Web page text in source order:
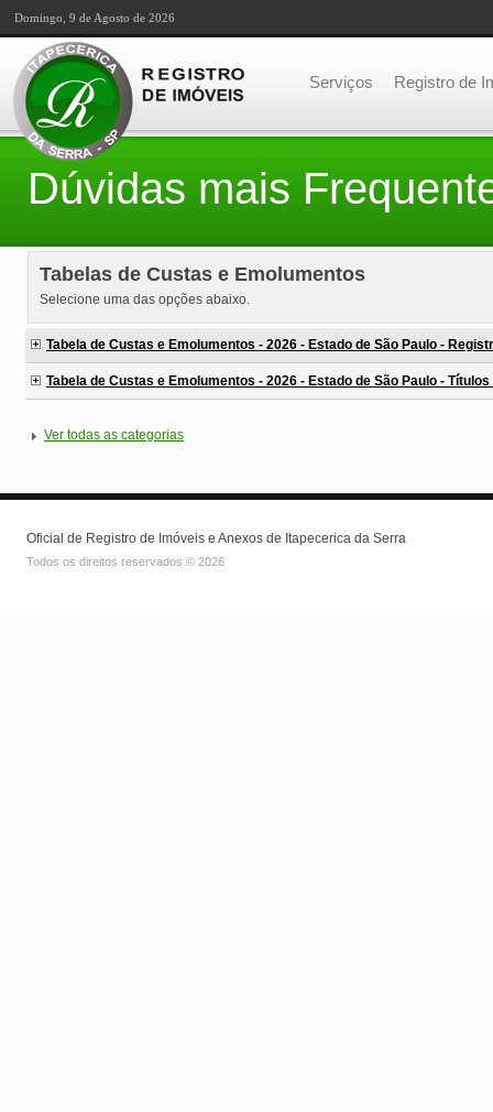
Domingo, 9 de Agosto de 2026
Serviços Registro de
Dúvidas mais
Tabelas de Custas e Emolumentos
Selecione uma das opções abaixo.
Tabela de Custas e Emolumentos - 2026 - Estado de São Paulo -
Tabela de Custas e Emolumentos - 2026 - Estado de São Paulo -
Ver todas as categorias
Oficial de Registro de Imóveis e Anexos de Itapecerica da Serra
Todos os direitos reservados © 2026